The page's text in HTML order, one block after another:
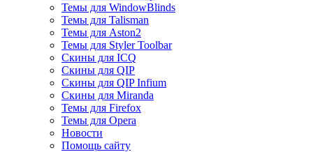
Темы для WindowBlinds
Темы для Talisman
Темы для Aston2
Темы для Styler Toolbar
Скины для ICQ
Скины для QIP
Скины для QIP Infium
Скины для Miranda
Темы для Firefox
Темы для Opera
Новости
Помощь сайту